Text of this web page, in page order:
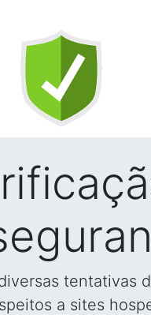
tentativas
a sites